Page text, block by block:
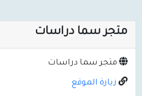
متجر سما دراسات
متجر سما دراسات
زيارة الموقع